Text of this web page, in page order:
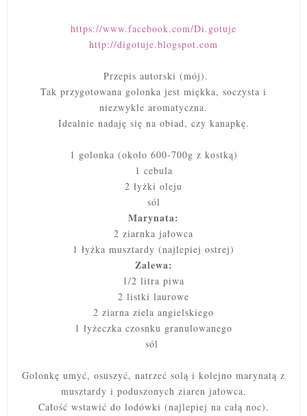
https://www.facebook.com/Di.gotuje
http://digotuje.blogspot.com
Przepis autorski (mój).
Tak przygotowana golonka jest miękka, soczysta i
niezwykle aromatyczna.
Idealnie nadaję się na obiad, czy kanapkę.
1 golonka (około 600-700g z kostką)
1 cebula
2 łyżki oleju
sól
Marynata:
2 ziarnka jałowca
1 łyżka musztardy (najlepiej ostrej)
Zalewa:
1/2 litra piwa
2 listki laurowe
2 ziarna ziela angielskiego
1 łyżeczka czosnku granulowanego
sól
Golonkę umyć, osuszyć, natrzeć solą i kolejno marynatą z
musztardy i poduszonych ziaren jałowca.
Całość wstawić do lodówki (najlepiej na całą noc).